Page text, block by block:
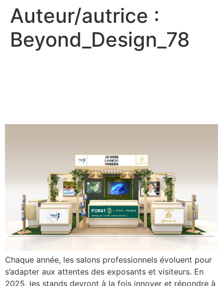
Auteur/autrice :
Beyond_Design_78
Chaque année, les salons professionnels évoluent pour
s’adapter aux attentes des exposants et visiteurs. En
2025, les stands devront à la fois innover et répondre à